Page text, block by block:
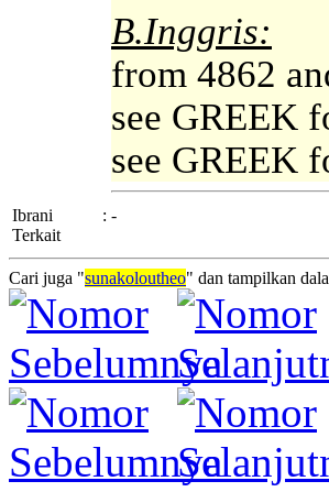
B.Inggris:
from 4862
see GREEK
see GREEK
Ibrani
Terkait
: -
Cari juga "sunakoloutheo" dan tampilkan